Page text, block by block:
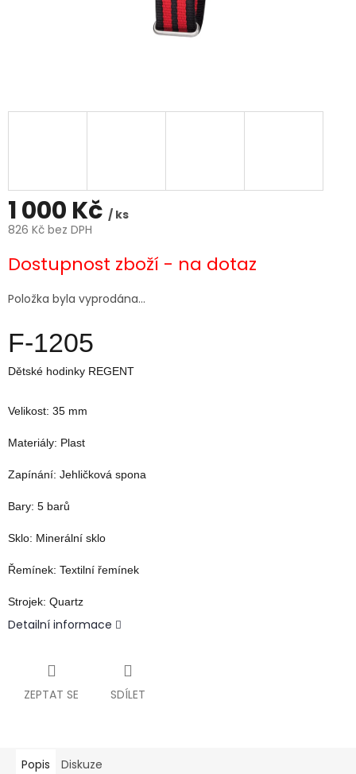
1 000 Kč / ks
826 Kč bez DPH
cena:
Dostupnost zboží - na dotaz
Položka byla vyprodána…
F-1205
Dětské hodinky REGENT
Velikost: 35 mm
Materiály: Plast
Zapínání: Jehličková spona
Bary: 5 barů
Sklo: Minerální sklo
Řemínek: Textilní řemínek
Strojek: Quartz
Detailní informace
ZEPTAT SE SDÍLET
Popis Diskuze